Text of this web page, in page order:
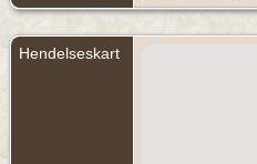
Hendelseskart